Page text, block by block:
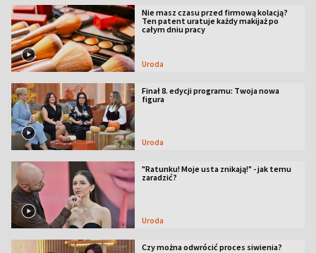
Nie masz czasu przed firmową kolacją?
Ten patent uratuje każdy makijaż po
całym dniu pracy
Uroda
Finał 8. edycji programu: Twoja nowa
figura
Uroda
"Ratunku! Moje usta znikają!" - jak temu
zaradzić?
Uroda
Czy można odwrócić proces siwienia?